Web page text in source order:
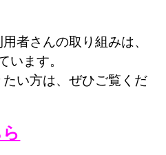
者さんの取り組みは、
います。
い方は、ぜひご覧くだ